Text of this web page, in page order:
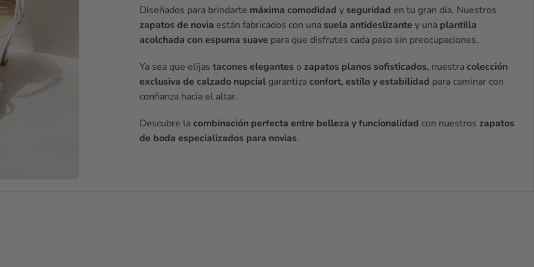
Diseñados para brindarte máxima comodidad y seguridad en tu gran día. Nuestros
zapatos de novia están fabricados con una suela antideslizante y una plantilla
acolchada con espuma suave para que disfrutes cada paso sin preocupaciones.
Ya sea que elijas tacones elegantes o zapatos planos sofisticados, nuestracolección
exclusiva de calzado nupcial garantizaconfort, estilo y estabilidad para caminar con
confianza hacia el altar.
Descubre lacombinación perfecta entre belleza y funcionalidad con nuestros zapatos
de boda especializados para novias.